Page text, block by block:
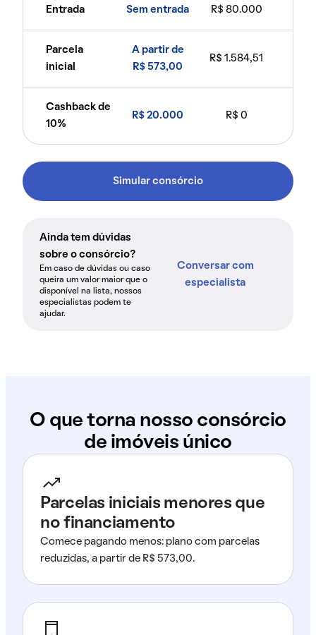
Entrada Sem entrada R$ 80.000
Parcela
inicial
A partir de
R$ 573,00
R$ 1.584,51
Cashback de
10%
R$ 20.000 R$ 0
Simular consórcio
Ainda tem dúvidas
sobre o consórcio?
Em caso de dúvidas ou caso
queira um valor maior que o
disponível na lista, nossos
especialistas podem te
ajudar.
Conversar com
especialista
O que torna nosso consórcio
de imóveis único
Parcelas iniciais menores que
no financiamento
Comece pagando menos: plano com parcelas
reduzidas, a partir de R$ 573,00.